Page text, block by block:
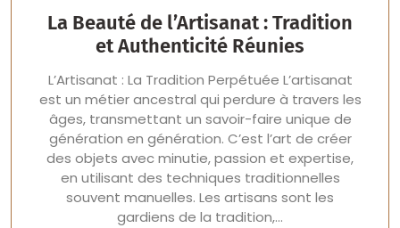
La Beauté de l’Artisanat : Tradition
et Authenticité Réunies
L’Artisanat : La Tradition Perpétuée L’artisanat
est un métier ancestral qui perdure à travers les
âges, transmettant un savoir-faire unique de
génération en génération. C’est l’art de créer
des objets avec minutie, passion et expertise,
en utilisant des techniques traditionnelles
souvent manuelles. Les artisans sont les
gardiens de la tradition,…